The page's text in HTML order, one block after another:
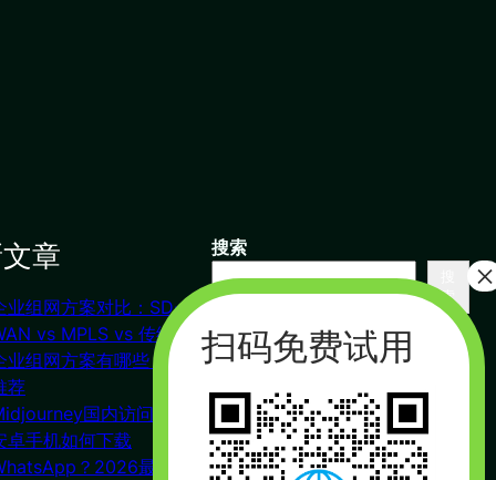
章
业组网方案对比：SD-
vs MPLS vs 传统VPN
业组网方案有哪些？对比
荐
国内访问教程
卓手机如何下载
？2026最新下载
搜索
索
联系我们
广州
合作：17357178761（微信同
号）